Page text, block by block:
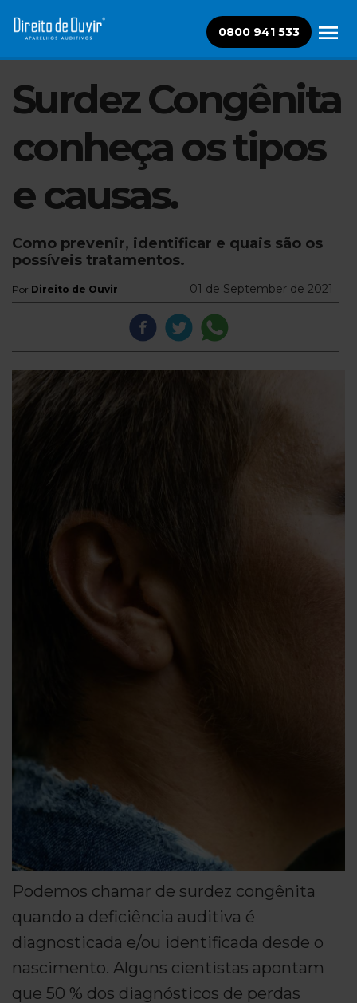
0800 941 533
Surdez Congênita
conheça os tipos
e causas.
Como prevenir, identificar e quais são os
possíveis tratamentos.
Por Direito de Ouvir 01 de September de 2021
Podemos chamar de surdez congênita
quando a deficiência auditiva é
diagnosticada e/ou identificada desde o
nascimento. Alguns cientistas apontam
que 50 % dos diagnósticos de perdas